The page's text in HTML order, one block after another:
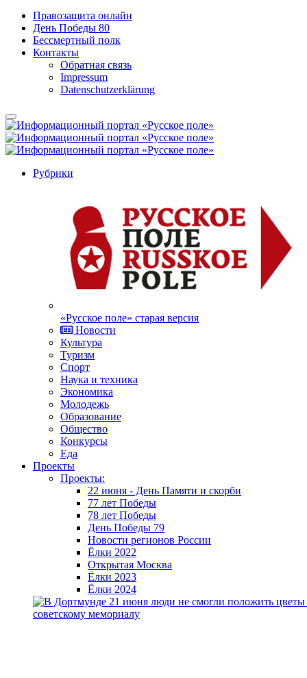
Правозащита онлайн
День Победы 80
Бессмертный полк
Контакты
Обратная связь
Impressum
Datenschutzerklärung
Рубрики
«Русское поле» старая версия
Новости
Культура
Туризм
Спорт
Наука и техника
Экономика
Молодежь
Образование
Общество
Конкурсы
Еда
Проекты
Проекты:
22 июня - День Памяти и скорби
77 лет Победы
78 лет Победы
День Победы 79
Новости регионов России
Ёлки 2022
Открытая Москва
Ёлки 2023
Ёлки 2024